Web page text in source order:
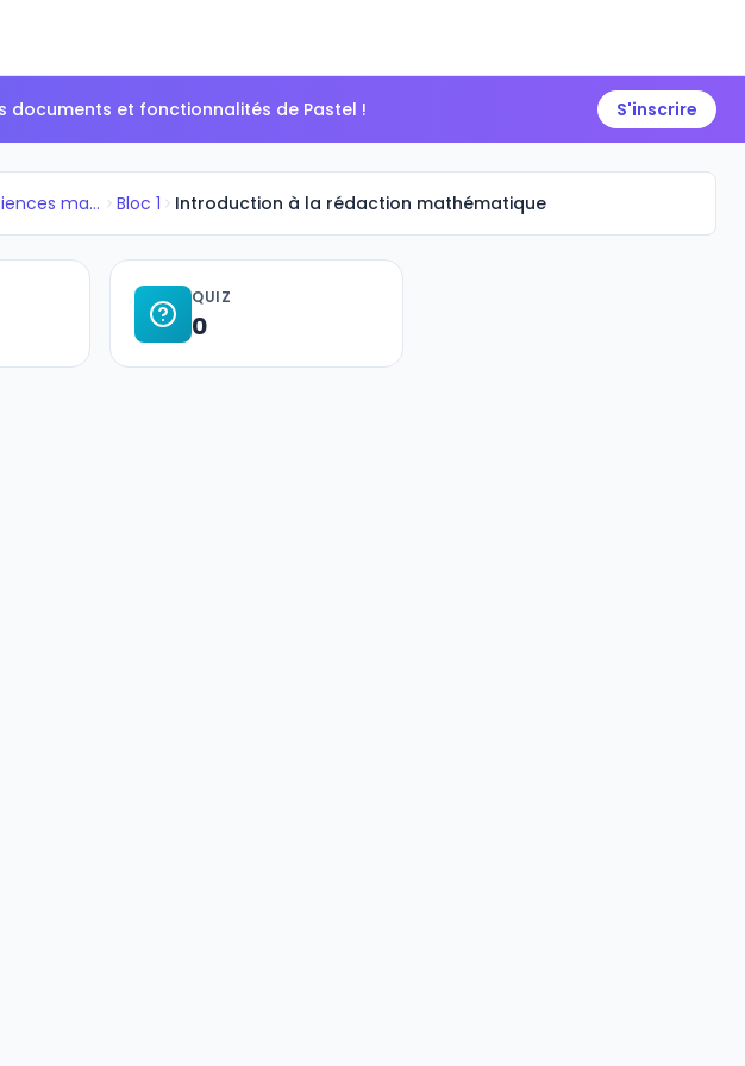
et fonctionnalités de Pastel ! S'inscrire
Master 120 en sciences mathéma... Bloc 1 Introduction à la rédaction mathématique
QUIZ
0